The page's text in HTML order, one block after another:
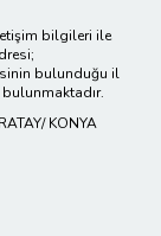
bilgileri ile
bulunduğu il
KONYA